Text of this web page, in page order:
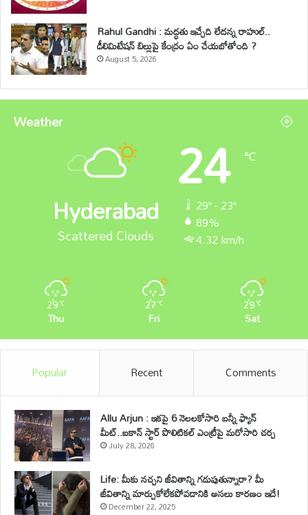
Rahul Gandhi : మద్ధతు ఇచ్చేది లేదన్న రాహుల్..
డీలిమిటేషన్ బిల్లుపై కేంద్రం ఏం చేయబోతోంది ?
August 5, 2026
Weather
Hyderabad
Scattered Clouds
24 ℃
29º - 23º
89%
4.32 km/h
29℃
Thu
27℃
Fri
29℃
Sat
Popular Recent Comments
Allu Arjun : ఇకపై 6 నెలలకోసారి బన్నీ ఫ్యాన్
మీట్..ఐకాన్ స్టార్ పొలిటికల్ ఎంట్రీపై మరోసారి చర్చ
July 28, 2026
Life: మీకు నచ్చని జీవితాన్ని గడుపుతున్నారా? మీ
జీవితాన్ని మార్చుకోలేకపోవడానికి అసలు కారణం ఇదే!
December 22, 2025